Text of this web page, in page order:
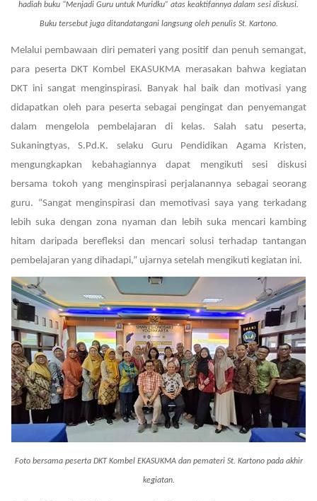
hadiah buku “Menjadi Guru untuk Muridku” atas keaktifannya dalam sesi diskusi.
Buku tersebut juga ditandatangani langsung oleh penulis St. Kartono.
Melalui pembawaan diri pemateri yang positif dan penuh semangat,
para peserta DKT Kombel EKASUKMA merasakan bahwa kegiatan
DKT ini sangat menginspirasi. Banyak hal baik dan motivasi yang
didapatkan oleh para peserta sebagai pengingat dan penyemangat
dalam mengelola pembelajaran di kelas. Salah satu peserta,
Sukaningtyas, S.Pd.K. selaku Guru Pendidikan Agama Kristen,
mengungkapkan kebahagiannya dapat mengikuti sesi diskusi
bersama tokoh yang menginspirasi perjalanannya sebagai seorang
guru. “Sangat menginspirasi dan memotivasi saya yang terkadang
lebih suka dengan zona nyaman dan lebih suka mencari kambing
hitam daripada berefleksi dan mencari solusi terhadap tantangan
pembelajaran yang dihadapi,” ujarnya setelah mengikuti kegiatan ini.
Foto bersama peserta DKT Kombel EKASUKMA dan pemateri St. Kartono pada akhir
kegiatan.